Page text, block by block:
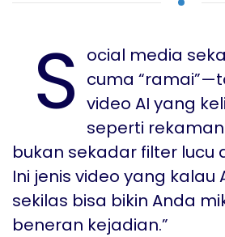
S ocial media
cuma
video AI yang
seperti rekaman
bukan sekadar filter lucu
Ini jenis video yang kalau
sekilas bisa bikin Anda
beneran kejadian.”